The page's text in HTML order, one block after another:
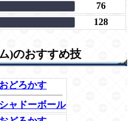
76
128
)のおすすめ技
おどろかす
シャドーボール